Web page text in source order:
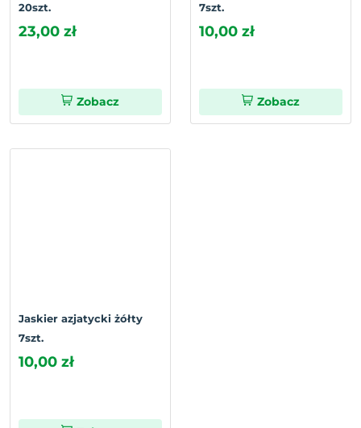
20szt.
23,00 zł
Zobacz
7szt.
10,00 zł
Zobacz
Jaskier azjatycki żółty
7szt.
10,00 zł